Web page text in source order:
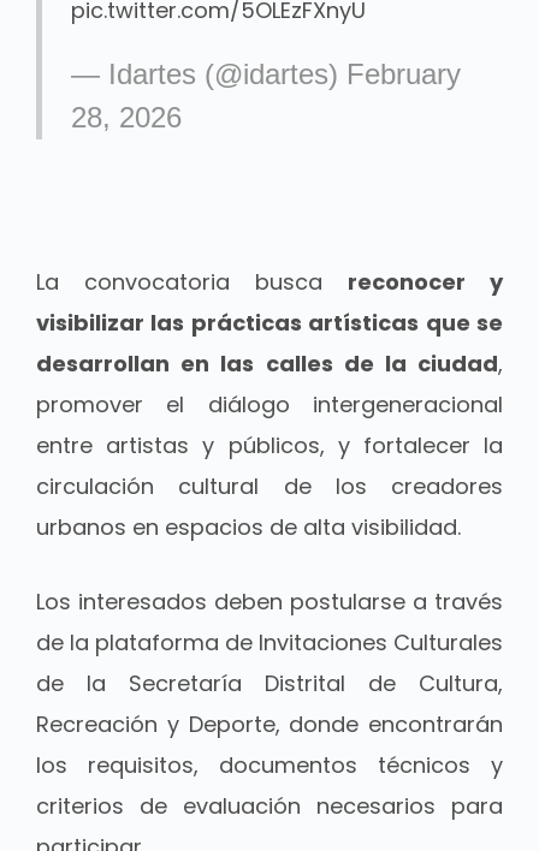
pic.twitter.com/5OLEzFXnyU
— Idartes (@idartes) February
28, 2026
La convocatoria busca reconocer y
visibilizar las prácticas artísticas que se
desarrollan en las calles de la ciudad,
promover el diálogo intergeneracional
entre artistas y públicos, y fortalecer la
circulación cultural de los creadores
urbanos en espacios de alta visibilidad.
Los interesados deben postularse a través
de la plataforma de Invitaciones Culturales
de la Secretaría Distrital de Cultura,
Recreación y Deporte, donde encontrarán
los requisitos, documentos técnicos y
criterios de evaluación necesarios para